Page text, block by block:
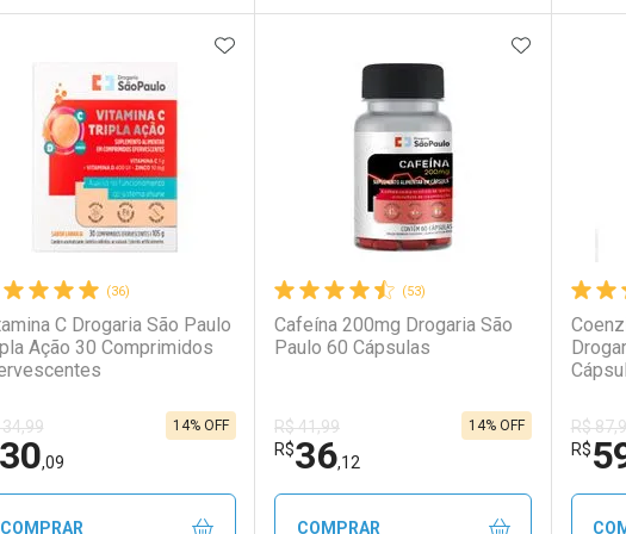
FECHAR
Ativar Desconto
Comprar sem Desconto
FECHAR
Menos
Comprar sem Desconto
FECHAR
Laboratório
Ativar Desconto
Comprar sem Desconto
FECHAR
Por Menos
Comprar sem Desconto
(36)
C Drogaria São Paulo
Ação 30 Comprimidos
30,09
14% OFF
ADICIONAR AOS FAVORITOS
COMPRAR
(53)
Cafeína 200mg Drogaria São
Paulo 60 Cápsulas
R$ 41,99
R$36,12
14% OFF
ADICIONAR
COMPRAR
R$
R$